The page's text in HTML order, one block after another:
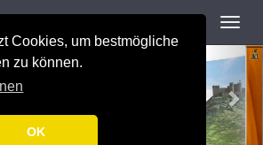
Cookies, um bestmögliche
zu können.
OK
7.de]=-